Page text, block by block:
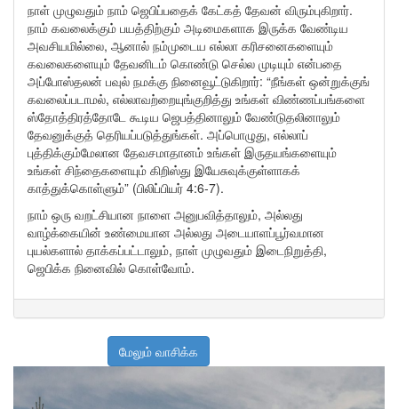
நாள் முழுவதும் நாம் ஜெபிப்பதைக் கேட்கத் தேவன் விரும்புகிறார்.
நாம் கவலைக்கும் பயத்திற்கும் அடிமைகளாக இருக்க வேண்டிய
அவசியமில்லை, ஆனால் நம்முடைய எல்லா கரிசனைகளையும்
கவலைகளையும் தேவனிடம் கொண்டு செல்ல முடியும் என்பதை
அப்போஸ்தலன் பவுல் நமக்கு நினைவூட்டுகிறார்: “நீங்கள் ஒன்றுக்குங்
கவலைப்படாமல், எல்லாவற்றையுங்குறித்து உங்கள் விண்ணப்பங்களை
ஸ்தோத்திரத்தோடே கூடிய ஜெபத்தினாலும் வேண்டுதலினாலும்
தேவனுக்குத் தெரியப்படுத்துங்கள். அப்பொழுது, எல்லாப்
புத்திக்கும்மேலான தேவசமாதானம் உங்கள் இருதயங்களையும்
உங்கள் சிந்தைகளையும் கிறிஸ்து இயேசுவுக்குள்ளாகக்
காத்துக்கொள்ளும்” (பிலிப்பியர் 4:6-7).
நாம் ஒரு வறட்சியான நாளை அனுபவித்தாலும், அல்லது
வாழ்க்கையின் உண்மையான அல்லது அடையாளப்பூர்வமான
புயல்களால் தாக்கப்பட்டாலும், நாள் முழுவதும் இடைநிறுத்தி,
ஜெபிக்க நினைவில் கொள்வோம்.
மேலும் வாசிக்க